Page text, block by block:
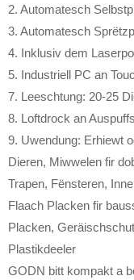
2. Automatesch
3. Automatesch
4. Inklusiv dem
5. Industriell PC an
7. Leeschtung: 20-25
8. Loftdrock an
9. Uwendung: Erhiewt
Dieren, Miwwelen fir
Trapen, Fënsteren,
Flaach Placken fir
Placken,
Plastikdeeler
GODN bitt kompakt a